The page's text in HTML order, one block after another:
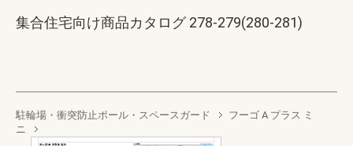
集合住宅向け商品カタログ 278-279(280-281)
駐輪場・衝突防止ポール・スペースガード
フーゴ A プラス ミ
ニ